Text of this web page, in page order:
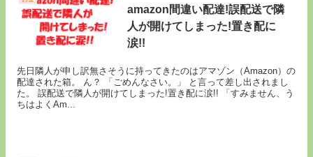
amazon間違い配達!誤配送で隣
人が開けてしまった!置き配に
涙!!
先日隣人が申し訳無さそうに持ってきたのはアマゾン（Amazon）の
配達された箱。 ん？ 「ごめんなさい。」 と言って差し出されまし
た。 誤配送で隣人が開けてしまった!置き配に涙!! 「すみません、う
ちはよくAm...